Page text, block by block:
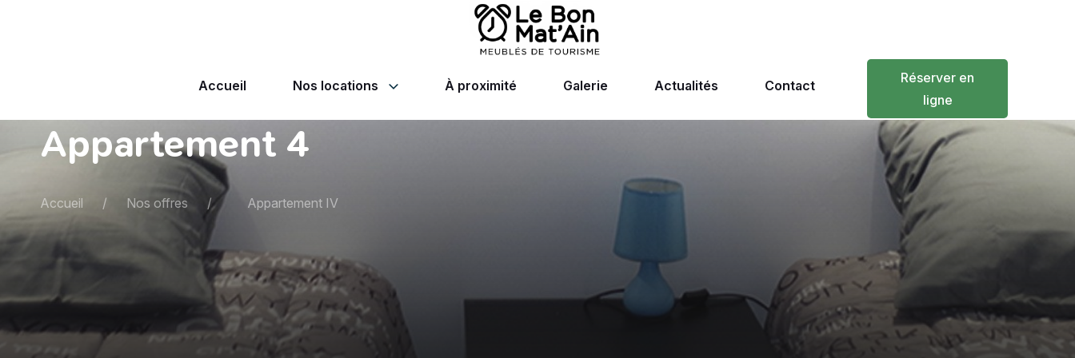
Accueil Nos locations À proximité Galerie Actualités Contact
Réserver en
ligne
Appartement 4
Accueil / Nos offres / Appartement IV